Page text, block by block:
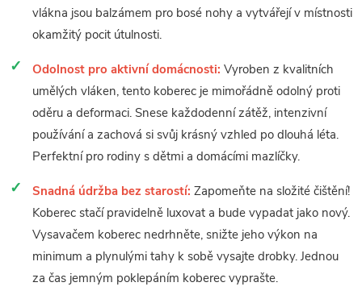
vlákna jsou balzámem pro bosé nohy a vytvářejí v místnosti
okamžitý pocit útulnosti.
Odolnost pro aktivní domácnosti: Vyroben z kvalitních
umělých vláken, tento koberec je mimořádně odolný proti
oděru a deformaci. Snese každodenní zátěž, intenzivní
používání a zachová si svůj krásný vzhled po dlouhá léta.
Perfektní pro rodiny s dětmi a domácími mazlíčky.
Snadná údržba bez starostí: Zapomeňte na složité čištění!
Koberec stačí pravidelně luxovat a bude vypadat jako nový.
Vysavačem koberec nedrhněte, snižte jeho výkon na
minimum a plynulými tahy k sobě vysajte drobky. Jednou
za čas jemným poklepáním koberec vyprašte.